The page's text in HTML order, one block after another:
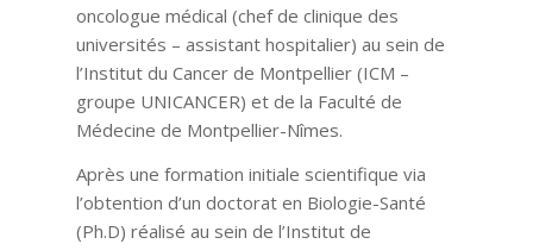
oncologue médical (chef de clinique des
universités – assistant hospitalier) au sein de
l’Institut du Cancer de Montpellier (ICM –
groupe UNICANCER) et de la Faculté de
Médecine de Montpellier-Nîmes.
Après une formation initiale scientifique via
l’obtention d’un doctorat en Biologie-Santé
(Ph.D) réalisé au sein de l’Institut de